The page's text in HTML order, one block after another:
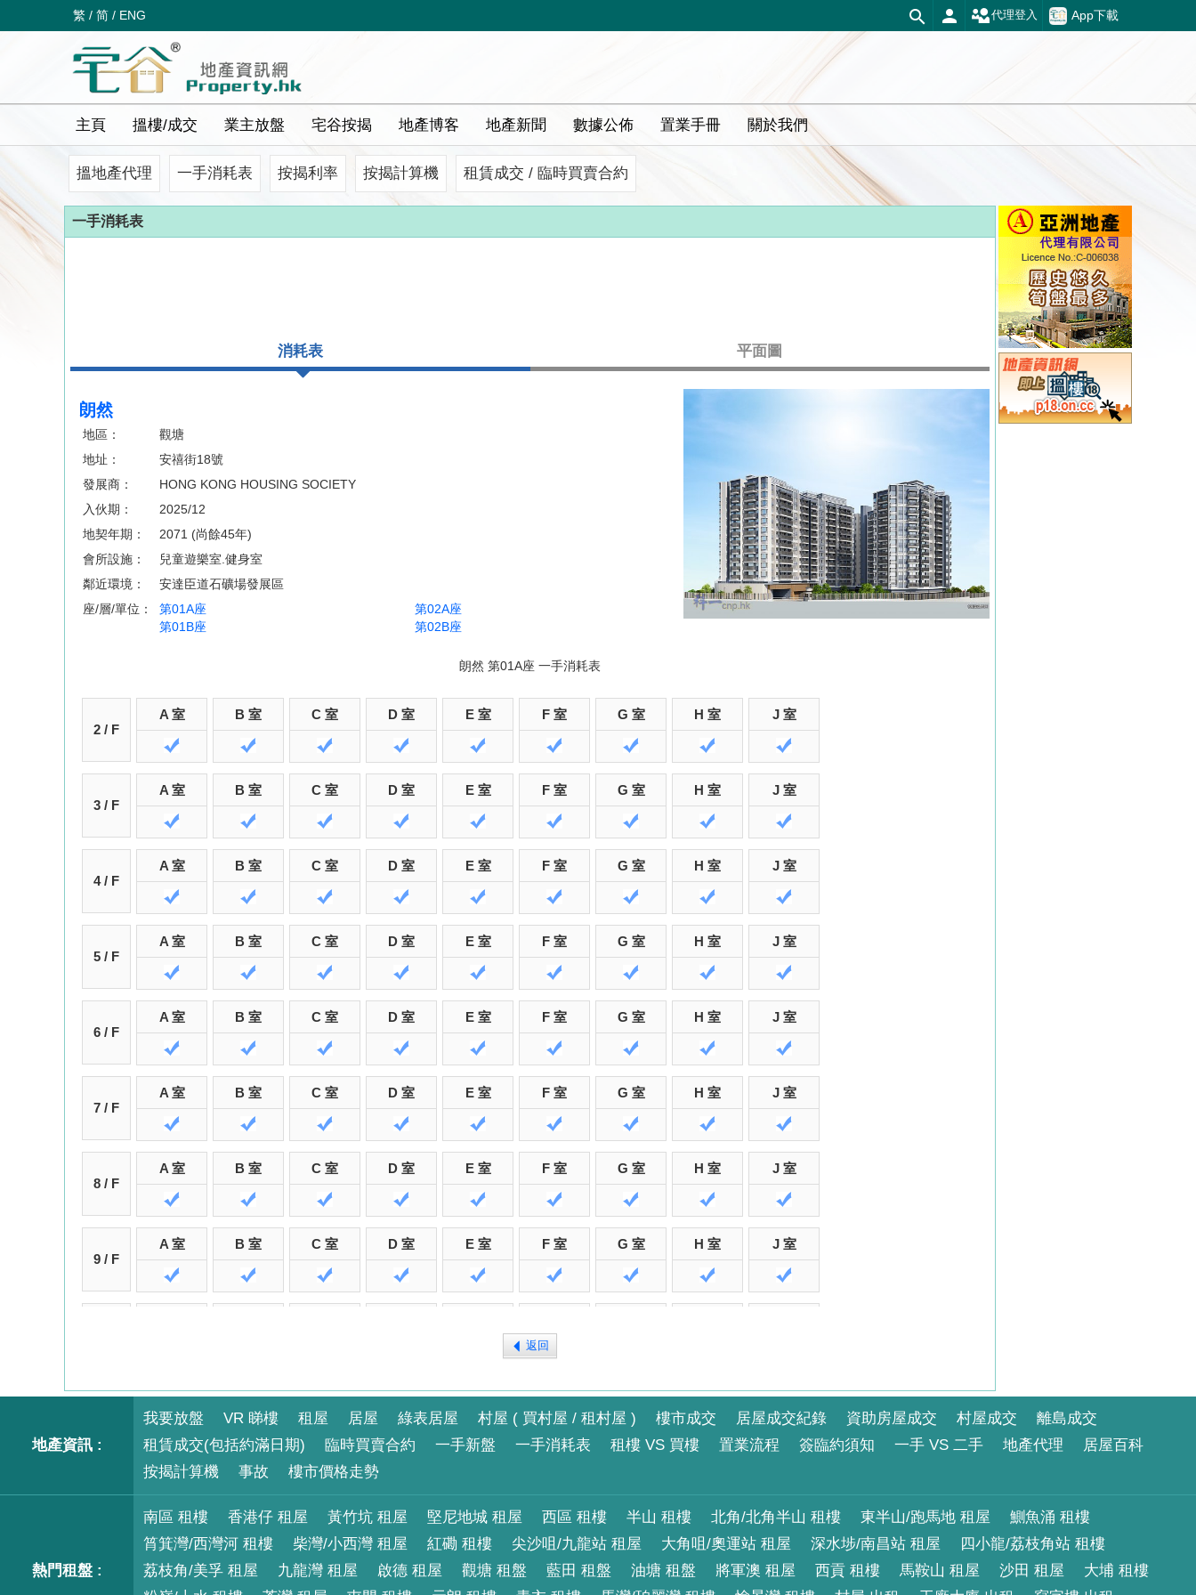
繁 / 简 / ENG App下載
代理登入
主頁 搵樓/成交 業主放盤 宅谷按揭 地產博客 地產新聞 數據公佈 置業手冊 關於我們
搵地產代理 一手消耗表 按揭利率 按揭計算機 租賃成交 / 臨時買賣合約
一手消耗表
消耗表 平面圖
朗然
地區：
觀塘
地址：
安禧街18號
發展商：
HONG KONG HOUSING SOCIETY
入伙期：
2025/12
地契年期：
2071 (尚餘45年)
會所設施：
兒童遊樂室.健身室
鄰近環境：
安達臣道石礦場發展區
座/層/單位：
第01A座
第02A座
第01B座
第02B座
朗然 第01A座 一手消耗表
2 / F
A 室 B 室 C 室 D 室 E 室 F 室 G 室 H 室 J 室
3 / F
A 室 B 室 C 室 D 室 E 室 F 室 G 室 H 室 J 室
4 / F
A 室 B 室 C 室 D 室 E 室 F 室 G 室 H 室 J 室
5 / F
A 室 B 室 C 室 D 室 E 室 F 室 G 室 H 室 J 室
6 / F
A 室 B 室 C 室 D 室 E 室 F 室 G 室 H 室 J 室
7 / F
A 室 B 室 C 室 D 室 E 室 F 室 G 室 H 室 J 室
8 / F
A 室 B 室 C 室 D 室 E 室 F 室 G 室 H 室 J 室
9 / F
A 室 B 室 C 室 D 室 E 室 F 室 G 室 H 室 J 室
A 室 B 室 C 室 D 室 E 室 F 室 G 室 H 室 J 室
A 室 B 室 C 室
返回
地產資訊 :
我要放盤 VR 睇樓 租屋 居屋 綠表居屋 村屋 ( 買村屋 / 租村屋 ) 樓市成交 居屋成交紀錄 資助房屋成交 村屋成交
離島成交
租賃成交(包括約滿日期)
臨時買賣合約 一手新盤 一手消耗表 租樓 VS 買樓 置業流程 簽臨約須知 一手 VS 二手 地產代理
居屋百科
按揭計算機
事故 樓市價格走勢
熱門租盤 :
南區 租樓 香港仔 租屋 黃竹坑 租屋 堅尼地城 租屋 西區 租樓 半山 租樓 北角/北角半山 租樓 東半山/跑馬地 租屋
鰂魚涌 租樓
筲箕灣/西灣河 租樓
柴灣/小西灣 租屋 紅磡 租樓 尖沙咀/九龍站 租屋 大角咀/奧運站 租屋 深水埗/南昌站 租屋
四小龍/荔枝角站 租樓
荔枝角/美孚 租屋
九龍灣 租屋 啟德 租屋 觀塘 租盤 藍田 租盤 油塘 租盤 將軍澳 租屋 西貢 租樓 馬鞍山 租屋 沙田 租屋
大埔 租樓